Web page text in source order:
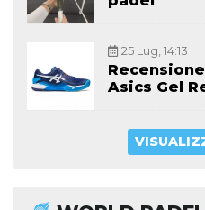
25 Lug, 14:13
Asics Gel